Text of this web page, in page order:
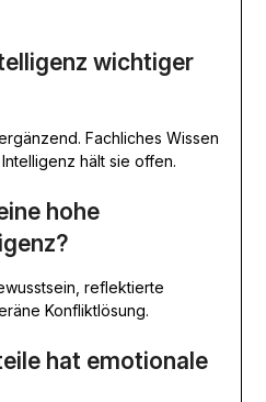
wichtiger
Fachliches Wissen
hält sie offen.
hohe
reflektierte
Konfliktlösung.
hat emotionale